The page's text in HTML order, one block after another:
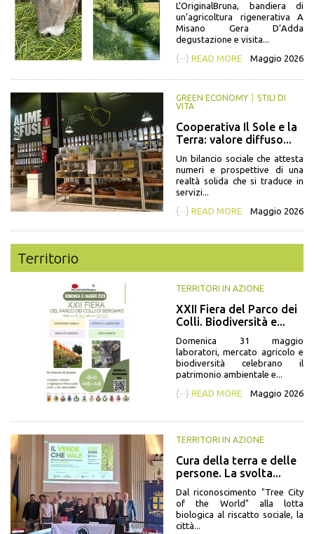
L’OriginalBruna, bandiera di
un’agricoltura rigenerativa A
Misano Gera D’Adda
degustazione e visita...
{···} READ MORE Maggio 2026
GREEN ECONOMY
STILI DI
VITA
Cooperativa Il Sole e la
Terra: valore diffuso...
Un bilancio sociale che attesta
numeri e prospettive di una
realtà solida che si traduce in
servizi...
{···} READ MORE Maggio 2026
Territorio
TERRITORI IN AZIONE
XXII Fiera del Parco dei
Colli. Biodiversità e...
Domenica 31 maggio
laboratori, mercato agricolo e
biodiversità celebrano il
patrimonio ambientale e...
{···} READ MORE Maggio 2026
TERRITORI IN AZIONE
Cura della terra e delle
persone. La svolta...
Dal riconoscimento "Tree City
of the World" alla lotta
biologica al riscatto sociale, la
città...